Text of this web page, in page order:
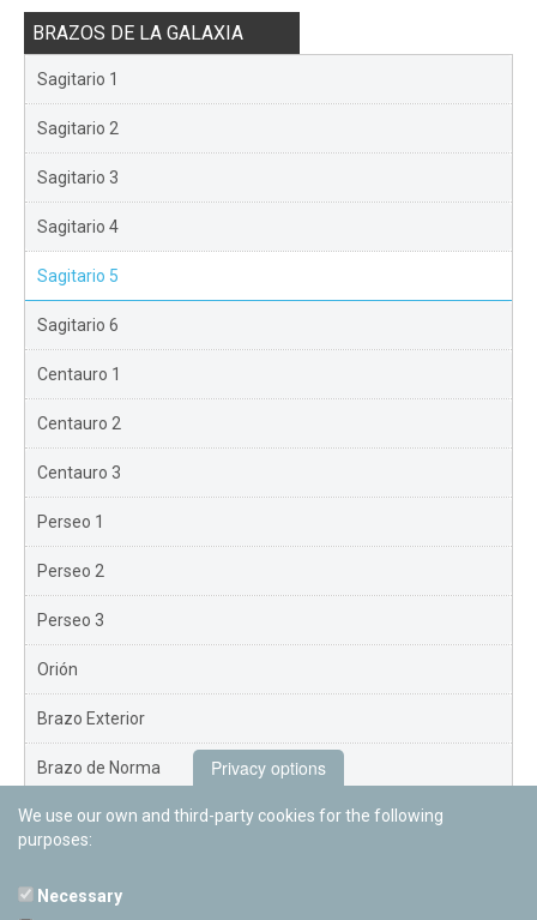
BRAZOS DE LA GALAXIA
Sagitario 1
Sagitario 2
Sagitario 3
Sagitario 4
Sagitario 5
Sagitario 6
Centauro 1
Centauro 2
Centauro 3
Perseo 1
Perseo 2
Perseo 3
Orión
Brazo Exterior
Brazo de Norma
Nuevo Exterior
Privacy options
We use our own and third-party cookies for the following
purposes:
Necessary